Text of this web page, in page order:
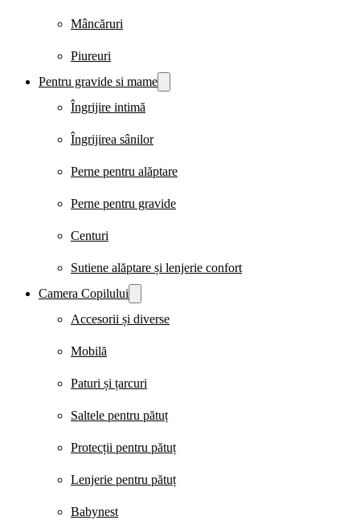
Mâncăruri
Piureuri
Pentru gravide si mame
Îngrijire intimă
Îngrijirea sânilor
Perne pentru alăptare
Perne pentru gravide
Centuri
Sutiene alăptare și lenjerie confort
Camera Copilului
Accesorii și diverse
Mobilă
Paturi și țarcuri
Saltele pentru pătuț
Protecții pentru pătuț
Lenjerie pentru pătuț
Babynest